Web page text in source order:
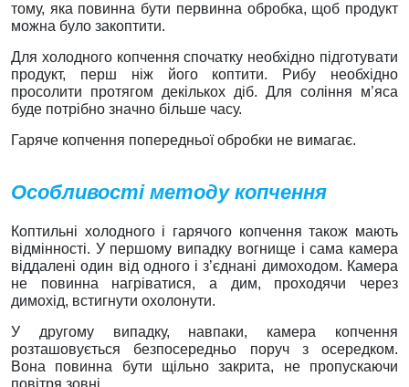
тому, яка повинна бути первинна обробка, щоб продукт
можна було закоптити.
Для холодного копчення спочатку необхідно підготувати
продукт, перш ніж його коптити. Рибу необхідно
просолити протягом декількох діб. Для соління м’яса
буде потрібно значно більше часу.
Гаряче копчення попередньої обробки не вимагає.
Особливості методу копчення
Коптильні холодного і гарячого копчення також мають
відмінності. У першому випадку вогнище і сама камера
віддалені один від одного і з’єднані димоходом. Камера
не повинна нагріватися, а дим, проходячи через
димохід, встигнути охолонути.
У другому випадку, навпаки, камера копчення
розташовується безпосередньо поруч з осередком.
Вона повинна бути щільно закрита, не пропускаючи
повітря зовні.